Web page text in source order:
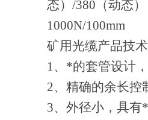
态）/380（动态
1000N/100mm
矿用光缆产品技
1、*的套管设计
2、精确的余长控
3、外径小，具有